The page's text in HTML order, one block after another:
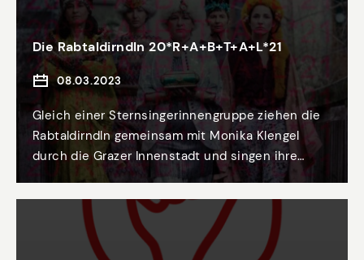
Welt“ in Graz heute und wie werden Grazer
Frauen die Welt von morgen verändern?
Die Rabtaldirndln 20*R+A+B+T+A+L*21
08.03.2023
Gleich einer Sternsingerinnengruppe ziehen die
Rabtaldirndln gemeinsam mit Monika Klengel
durch die Grazer Innenstadt und singen ihre
feministischen Lieder über das Obskure, das
Abgründige und die dunklen Geheimnisse. KEINE
ANMELDUNG ERFORDERLICH!